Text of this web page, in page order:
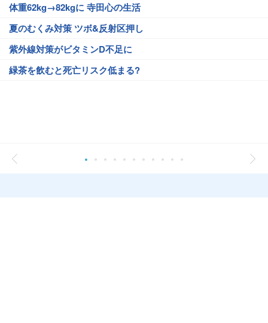
体重62kg→82kgに 寺田心の生活
夏のむくみ対策 ツボ&反射区押し
紫外線対策がビタミンD不足に
緑茶を飲むと死亡リスク低まる?